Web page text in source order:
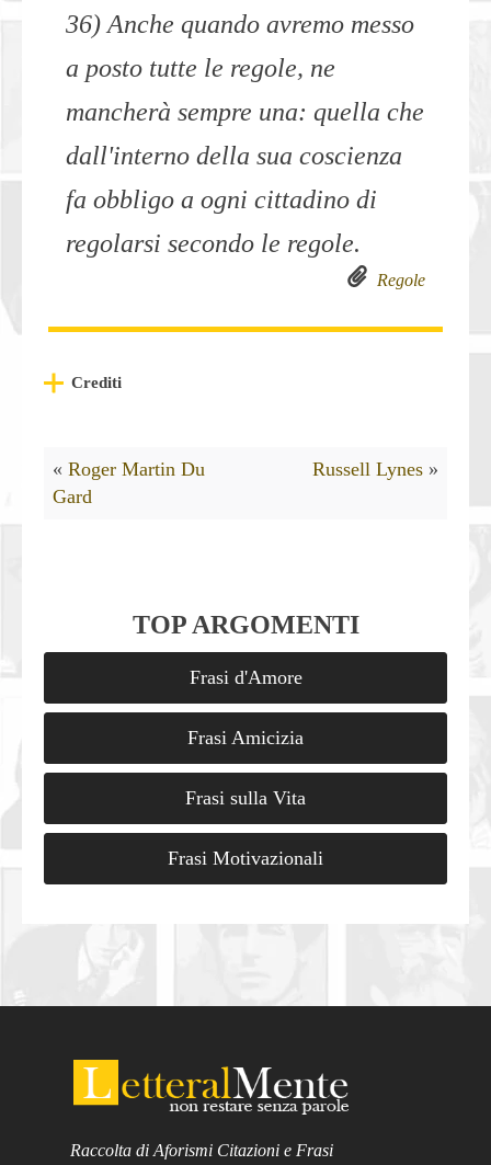
36) Anche quando avremo messo
a posto tutte le regole, ne
mancherà sempre una: quella che
dall'interno della sua coscienza
fa obbligo a ogni cittadino di
regolarsi secondo le regole.
Regole
Crediti
« Roger Martin Du
Gard
Russell Lynes »
TOP ARGOMENTI
Frasi d'Amore
Frasi Amicizia
Frasi sulla Vita
Frasi Motivazionali
Raccolta di Aforismi Citazioni e Frasi